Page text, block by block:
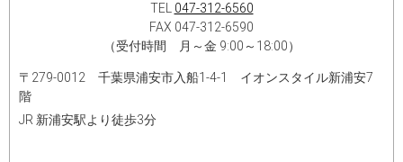
TEL 047-312-6560
FAX 047-312-6590
（受付時間 月～金 9:00～18:00）
〒279-0012 千葉県浦安市入船1-4-1 イオンスタイル新浦安7
階​
JR 新浦安駅より徒歩3分